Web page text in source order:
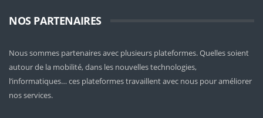
NOS PARTENAIRES
Nous sommes partenaires avec plusieurs plateformes. Quelles soient
autour de la mobilité, dans les nouvelles technologies,
l’informatiques… ces plateformes travaillent avec nous pour améliorer
nos services.